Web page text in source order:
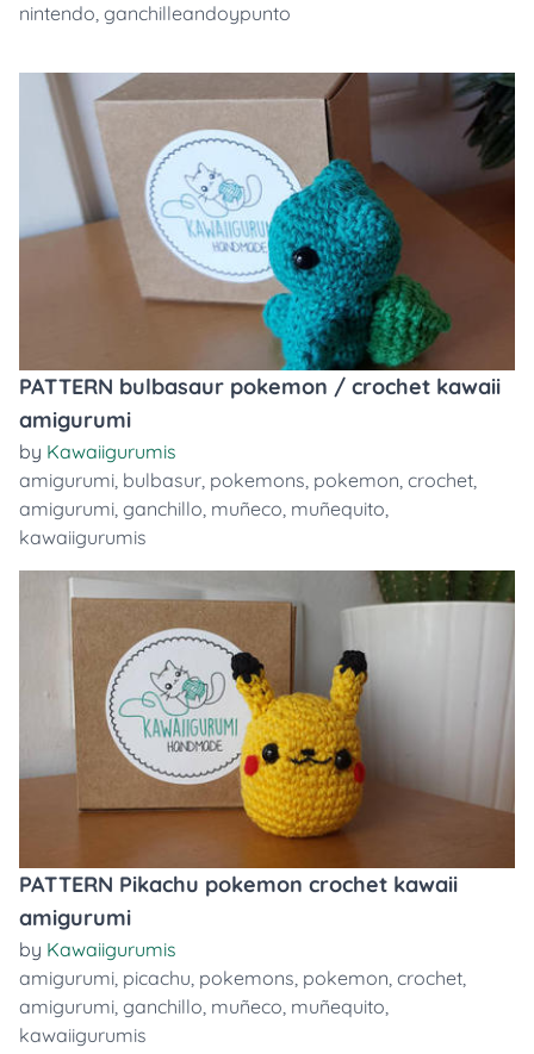
nintendo, ganchilleandoypunto
PATTERN bulbasaur pokemon / crochet kawaii
amigurumi
by Kawaiigurumis
amigurumi, bulbasur, pokemons, pokemon, crochet,
amigurumi, ganchillo, muñeco, muñequito,
kawaiigurumis
PATTERN Pikachu pokemon crochet kawaii
amigurumi
by Kawaiigurumis
amigurumi, picachu, pokemons, pokemon, crochet,
amigurumi, ganchillo, muñeco, muñequito,
kawaiigurumis